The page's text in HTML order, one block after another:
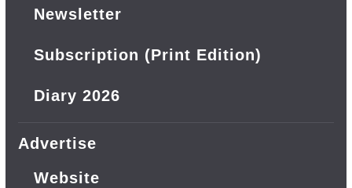
Newsletter
Subscription (Print Edition)
Diary 2026
Advertise
Website